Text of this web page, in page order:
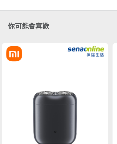
你可能會喜歡